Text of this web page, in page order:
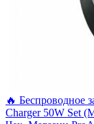
🔥 Беспроводное
Charger 50W Set